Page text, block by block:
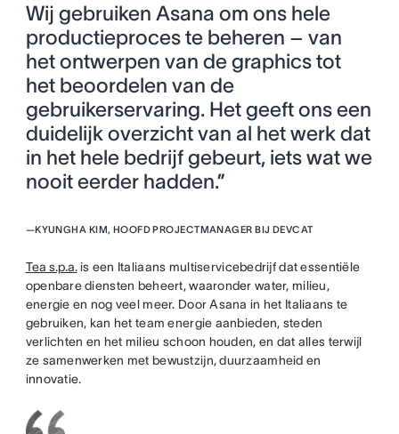
Wij gebruiken Asana om ons hele
productieproces te beheren – van
het ontwerpen van de graphics tot
het beoordelen van de
gebruikerservaring. Het geeft ons een
duidelijk overzicht van al het werk dat
in het hele bedrijf gebeurt, iets wat we
nooit eerder hadden.”
—KYUNGHA KIM, HOOFD PROJECTMANAGER BIJ DEVCAT
Tea s.p.a.is een Italiaans multiservicebedrijf dat essentiële
openbare diensten beheert, waaronder water, milieu,
energie en nog veel meer. Door Asana in het Italiaans te
gebruiken, kan het team energie aanbieden, steden
verlichten en het milieu schoon houden, en dat alles terwijl
ze samenwerken met bewustzijn, duurzaamheid en
innovatie.